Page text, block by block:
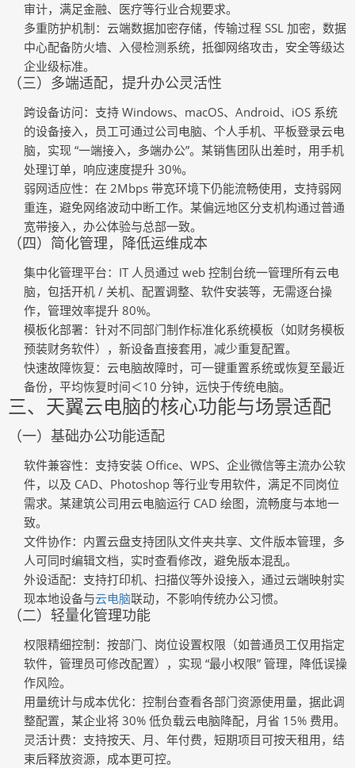
审计，满足金融、医疗等行业合规要求。
多重防护机制：云端数据加密存储，传输过程 SSL 加密，数据
中心配备防火墙、入侵检测系统，抵御网络攻击，安全等级达
企业级标准。
（三）多端适配，提升办公灵活性
跨设备访问：支持 Windows、macOS、Android、iOS 系统
的设备接入，员工可通过公司电脑、个人手机、平板登录云电
脑，实现 “一端接入，多端办公”。某销售团队出差时，用手机
处理订单，响应速度提升 30%。
弱网适应性：在 2Mbps 带宽环境下仍能流畅使用，支持弱网
重连，避免网络波动中断工作。某偏远地区分支机构通过普通
宽带接入，办公体验与总部一致。
（四）简化管理，降低运维成本
集中化管理平台：IT 人员通过 web 控制台统一管理所有云电
脑，包括开机 / 关机、配置调整、软件安装等，无需逐台操
作，管理效率提升 80%。
模板化部署：针对不同部门制作标准化系统模板（如财务模板
预装财务软件），新设备直接套用，减少重复配置。
快速故障恢复：云电脑故障时，可一键重置系统或恢复至最近
备份，平均恢复时间＜10 分钟，远快于传统电脑。
三、天翼云电脑的核心功能与场景适配
（一）基础办公功能适配
软件兼容性：支持安装 Office、WPS、企业微信等主流办公软
件，以及 CAD、Photoshop 等行业专用软件，满足不同岗位
需求。某建筑公司用云电脑运行 CAD 绘图，流畅度与本地一
致。
文件协作：内置云盘支持团队文件夹共享、文件版本管理，多
人可同时编辑文档，实时查看修改，避免版本混乱。
外设适配：支持打印机、扫描仪等外设接入，通过云端映射实
现本地设备与云电脑联动，不影响传统办公习惯。
（二）轻量化管理功能
权限精细控制：按部门、岗位设置权限（如普通员工仅用指定
软件，管理员可修改配置），实现 “最小权限” 管理，降低误操
作风险。
用量统计与成本优化：控制台查看各部门资源使用量，据此调
整配置，某企业将 30% 低负载云电脑降配，月省 15% 费用。
灵活计费：支持按天、月、年付费，短期项目可按天租用，结
束后释放资源，成本更可控。